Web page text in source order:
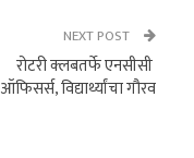
NEXT POST
रोटरी क्लबतर्फे एनसीसी
ऑफिसर्स, विद्यार्थ्यांचा गौरव